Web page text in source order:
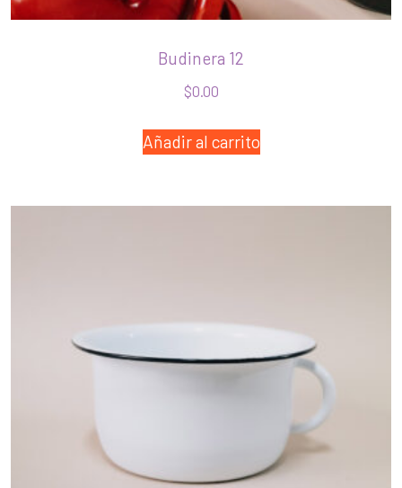
Budinera 12
$0.00
Añadir al carrito